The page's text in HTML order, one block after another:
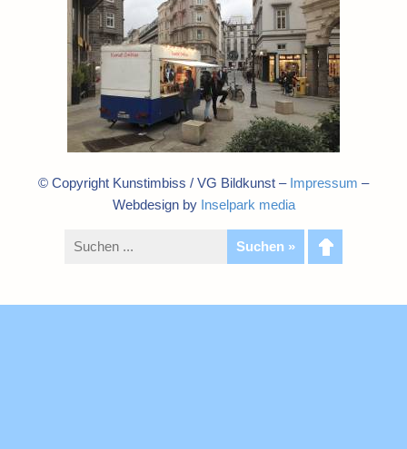
© Copyright Kunstimbiss / VG Bildkunst – Impressum –
Webdesign by Inselpark media